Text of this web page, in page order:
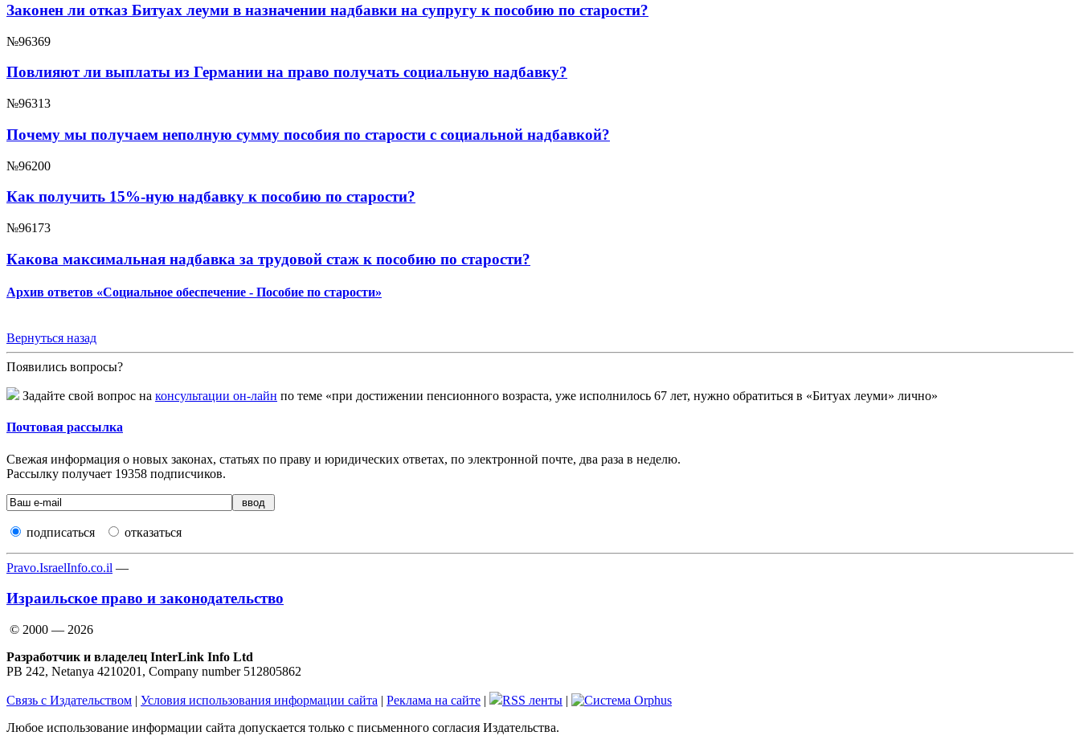
Законен ли отказ Битуах леуми в назначении надбавки на супругу к пособию по старости?
№96369
Повлияют ли выплаты из Германии на право получать социальную надбавку?
№96313
Почему мы получаем неполную сумму пособия по старости с социальной надбавкой?
№96200
Как получить 15%-ную надбавку к пособию по старости?
№96173
Какова максимальная надбавка за трудовой стаж к пособию по старости?
Архив ответов «Социальное обеспечение - Пособие по старости»
Вернуться назад
Появились вопросы?
Задайте свой вопрос на консультации он-лайн по теме «при достижении пенсионного возраста, уже исполнилось 67 лет, нужно обратиться в «Битуах леуми» лично»
Почтовая рассылка
Свежая информация о новых законах, статьях по праву и юридических ответах, по электронной почте, два раза в неделю.
Рассылку получает 19358 подписчиков.
подписаться отказаться
Pravo.IsraelInfo.co.il —
Израильское право и законодательство
© 2000 — 2026
Разработчик и владелец InterLink Info Ltd
PB 242, Netanya 4210201, Company number 512805862
Связь с Издательством | Условия использования информации сайта | Реклама на сайте | RSS ленты |
Любое использование информации сайта допускается только с письменного согласия Издательства.